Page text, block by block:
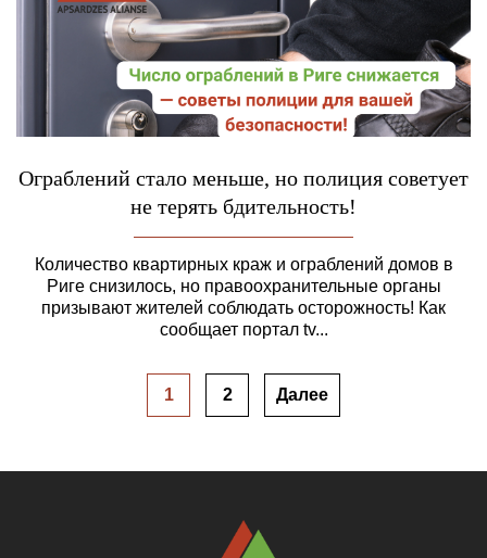
Ограблений стало меньше, но полиция советует
не терять бдительность!
Количество квартирных краж и ограблений домов в
Риге снизилось, но правоохранительные органы
призывают жителей соблюдать осторожность! Как
сообщает портал tv...
1 2 Далее